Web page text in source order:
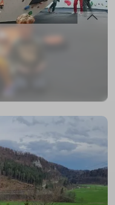
ziehen - in der